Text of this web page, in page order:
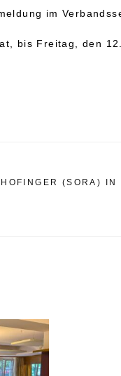
im
bis Freitag, den
(SORA)